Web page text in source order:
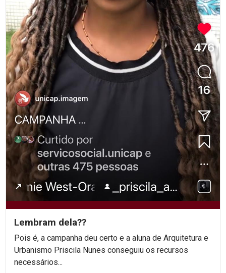
Lembram dela??
Pois é, a campanha deu certo e a aluna de Arquitetura e
Urbanismo Priscila Nunes conseguiu os recursos
necessários...